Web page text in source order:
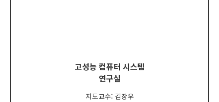
고성능 컴퓨터 시스템
연구실
지도교수: 김장우